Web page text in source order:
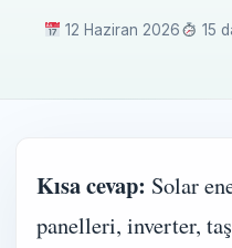
12 Haziran 2026 15
Kısa cevap: Solar
panelleri, inverter,